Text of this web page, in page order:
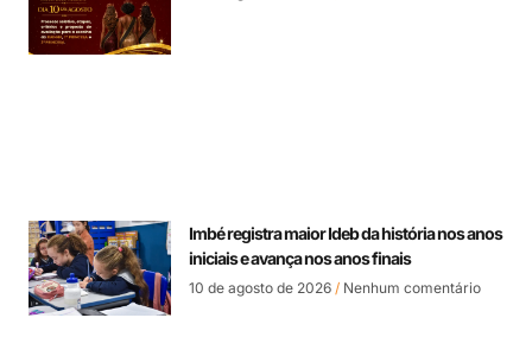
Imbé registra maior Ideb da história nos anos
iniciais e avança nos anos finais
10 de agosto de 2026 Nenhum comentário